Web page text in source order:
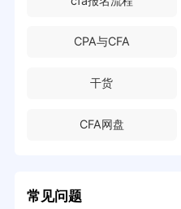
CPA与CFA
干货
CFA网盘
常见问题